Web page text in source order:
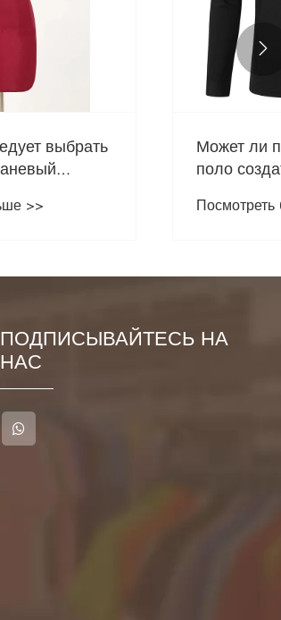
Может ли простая рубашка
поло создать современный и
Посмотреть больше >>

ПОДПИСЫВАЙТЕСЬ НА
НАС